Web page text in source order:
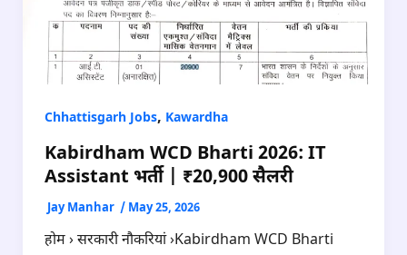
Chhattisgarh Jobs, Kawardha
Kabirdham WCD Bharti 2026: IT
Assistant भर्ती | ₹20,900 सैलरी
Jay Manhar / May 25, 2026
होम › सरकारी नौकरियां ›Kabirdham WCD Bharti